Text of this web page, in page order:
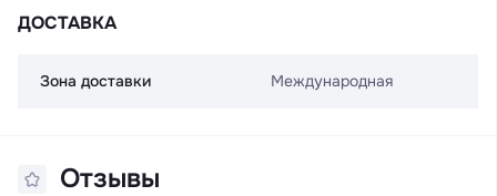
ДОСТАВКА
Зона доставки Международная
Отзывы